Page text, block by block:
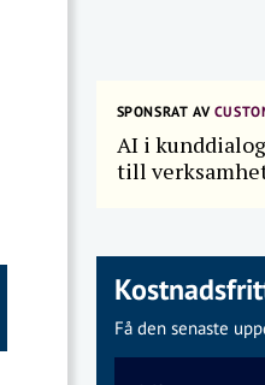
SPONSRAT AV
AI i
till
Få den senaste